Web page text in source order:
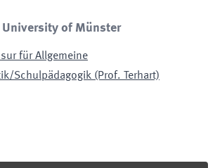
of Münster
für Allgemeine
Schulpädagogik (Prof. Terhart)